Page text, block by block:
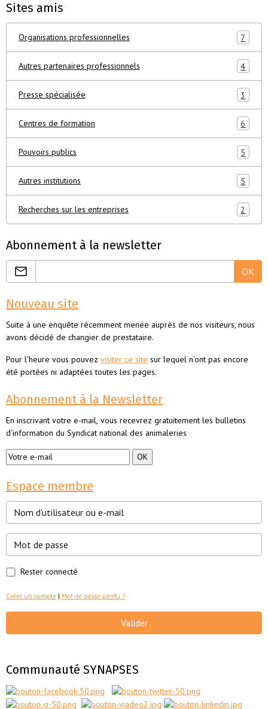
Sites amis
Organisations professionnelles 7
Autres partenaires professionnels 4
Presse spécialisée 3
Centres de formation 6
Pouvoirs publics 5
Autres institutions 5
Recherches sur les entreprises 2
Abonnement à la newsletter
OK
Nouveau site
Suite à une enquête récemment menée auprès de nos visiteurs, nous
avons décidé de changier de prestataire.
Pour l'heure vous pouvez visiter ce site sur lequel n'ont pas encore
été portées ni adaptées toutes les pages.
Abonnement à la Newsletter
En inscrivant votre e-mail, vous recevrez gratuitement les bulletins
d'information du Syndicat national des animaleries
Espace membre
Rester connecté
Créer un compte | Mot de passe perdu ?
Valider
Communauté SYNAPSES